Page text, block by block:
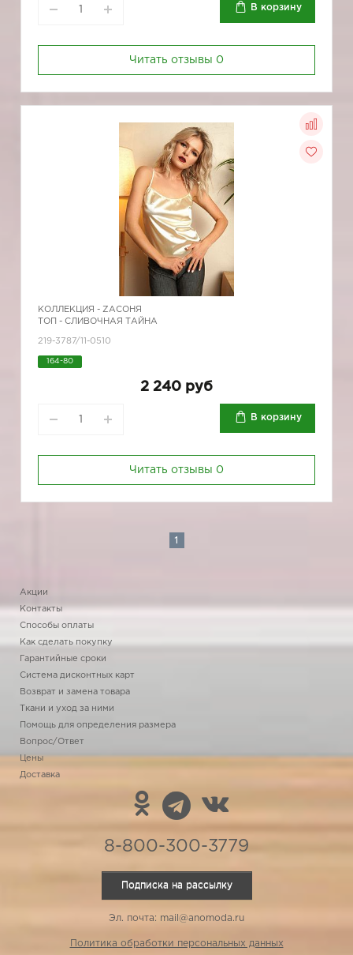
В корзину
Читать отзывы 0
КОЛЛЕКЦИЯ - ZAСОНЯ
ТОП - СЛИВОЧНАЯ ТАЙНА
219-3787/11-0510
164-80
2 240 руб
В корзину
Читать отзывы 0
1
Акции
Контакты
Способы оплаты
Как сделать покупку
Гарантийные сроки
Система дисконтных карт
Возврат и замена товара
Ткани и уход за ними
Помощь для определения размера
Вопрос/Ответ
Цены
Доставка
8-800-300-3779
Подписка на рассылку
Эл. почта: mail@anomoda.ru
Политика обработки персональных данных